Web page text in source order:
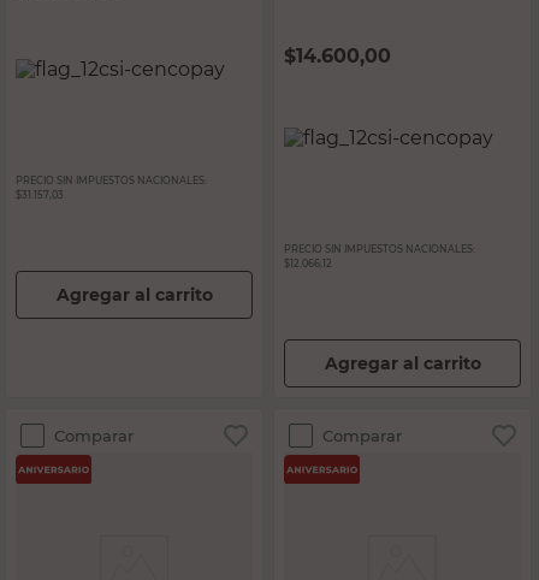
PRECIO SIN IMPUESTOS NACIONALES:
$31.157,03
Agregar al carrito
$14.600,00
PRECIO SIN IMPUESTOS NACIONALES:
$12.066,12
Agregar al carrito
Comparar Comparar